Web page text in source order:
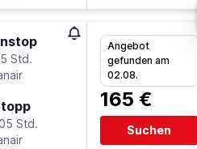
Std.
Std.
Angebot
gefunden am
02.08.
165 €
Suchen